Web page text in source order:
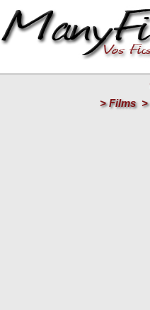
>Films >